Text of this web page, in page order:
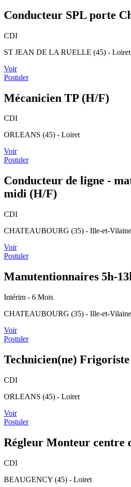
Conducteur SPL porte
CDI
ST JEAN DE LA RUELLE (45) - Loiret
Voir
Postuler
Mécanicien TP (H/F)
CDI
ORLEANS (45) - Loiret
Voir
Postuler
Conducteur de ligne -
midi (H/F)
CDI
CHATEAUBOURG (35) - Ille-et-Vilaine
Voir
Postuler
Manutentionnaires 5h-
Intérim - 6 Mois
CHATEAUBOURG (35) - Ille-et-Vilaine
Voir
Postuler
Technicien(ne)
CDI
ORLEANS (45) - Loiret
Voir
Postuler
Régleur Monteur centre
CDI
BEAUGENCY (45) - Loiret